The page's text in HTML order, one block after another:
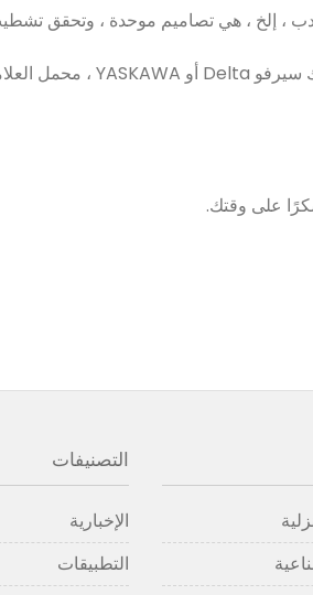
على وقتك.
التصنيفات
الإخبارية
التطبيقات